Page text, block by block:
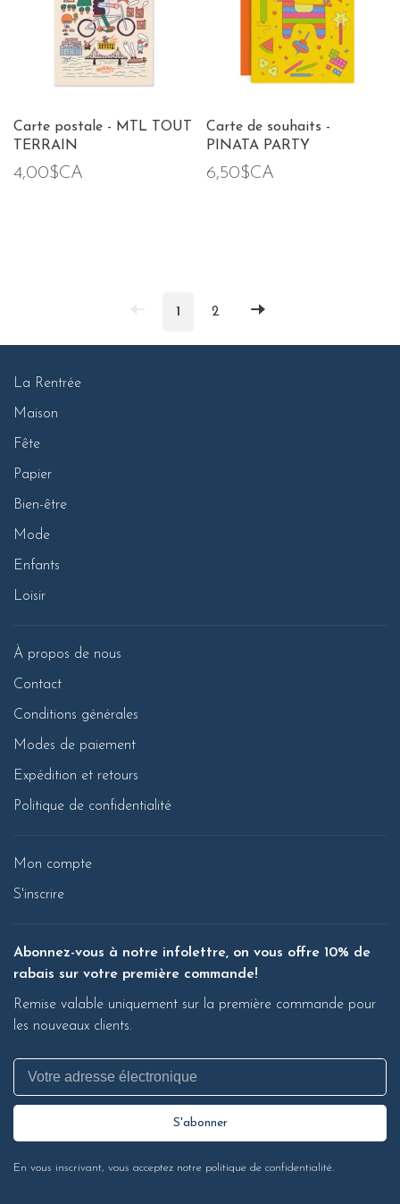
Carte postale - MTL TOUT
TERRAIN
4,00$CA
Carte de souhaits -
PINATA PARTY
6,50$CA
1 2
La Rentrée
Maison
Fête
Papier
Bien-être
Mode
Enfants
Loisir
À propos de nous
Contact
Conditions générales
Modes de paiement
Expédition et retours
Politique de confidentialité
Mon compte
S'inscrire
Abonnez-vous à notre infolettre, on vous offre 10% de
rabais sur votre première commande!
Remise valable uniquement sur la première commande pour
les nouveaux clients.
S'abonner
En vous inscrivant, vous acceptez notre politique de confidentialité.